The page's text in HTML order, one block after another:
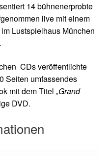
14 bühnenerprobte
live mit einem
Lustspielhaus München
CDs veröffentlichte
Seiten umfassendes
mit dem Titel „Grand
DVD.